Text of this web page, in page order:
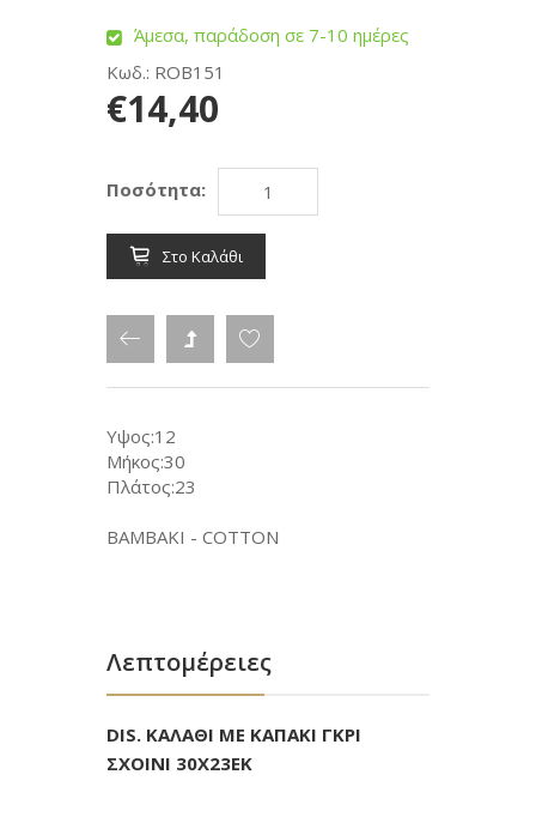
Άμεσα, παράδοση σε 7-10 ημέρες
Κωδ.: ROB151
€14,40
Ποσότητα:
Στο Καλάθι
Υψος:12
Μήκος:30
Πλάτος:23
ΒΑΜΒΑΚΙ - COTTON
Λεπτομέρειες
DIS. ΚΑΛΑΘΙ ΜΕ ΚΑΠΑΚΙ ΓΚΡΙ
ΣΧΟΙΝΙ 30X23EK